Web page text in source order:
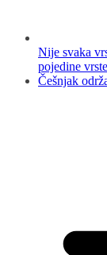
Nije svaka
pojedine
Češnjak